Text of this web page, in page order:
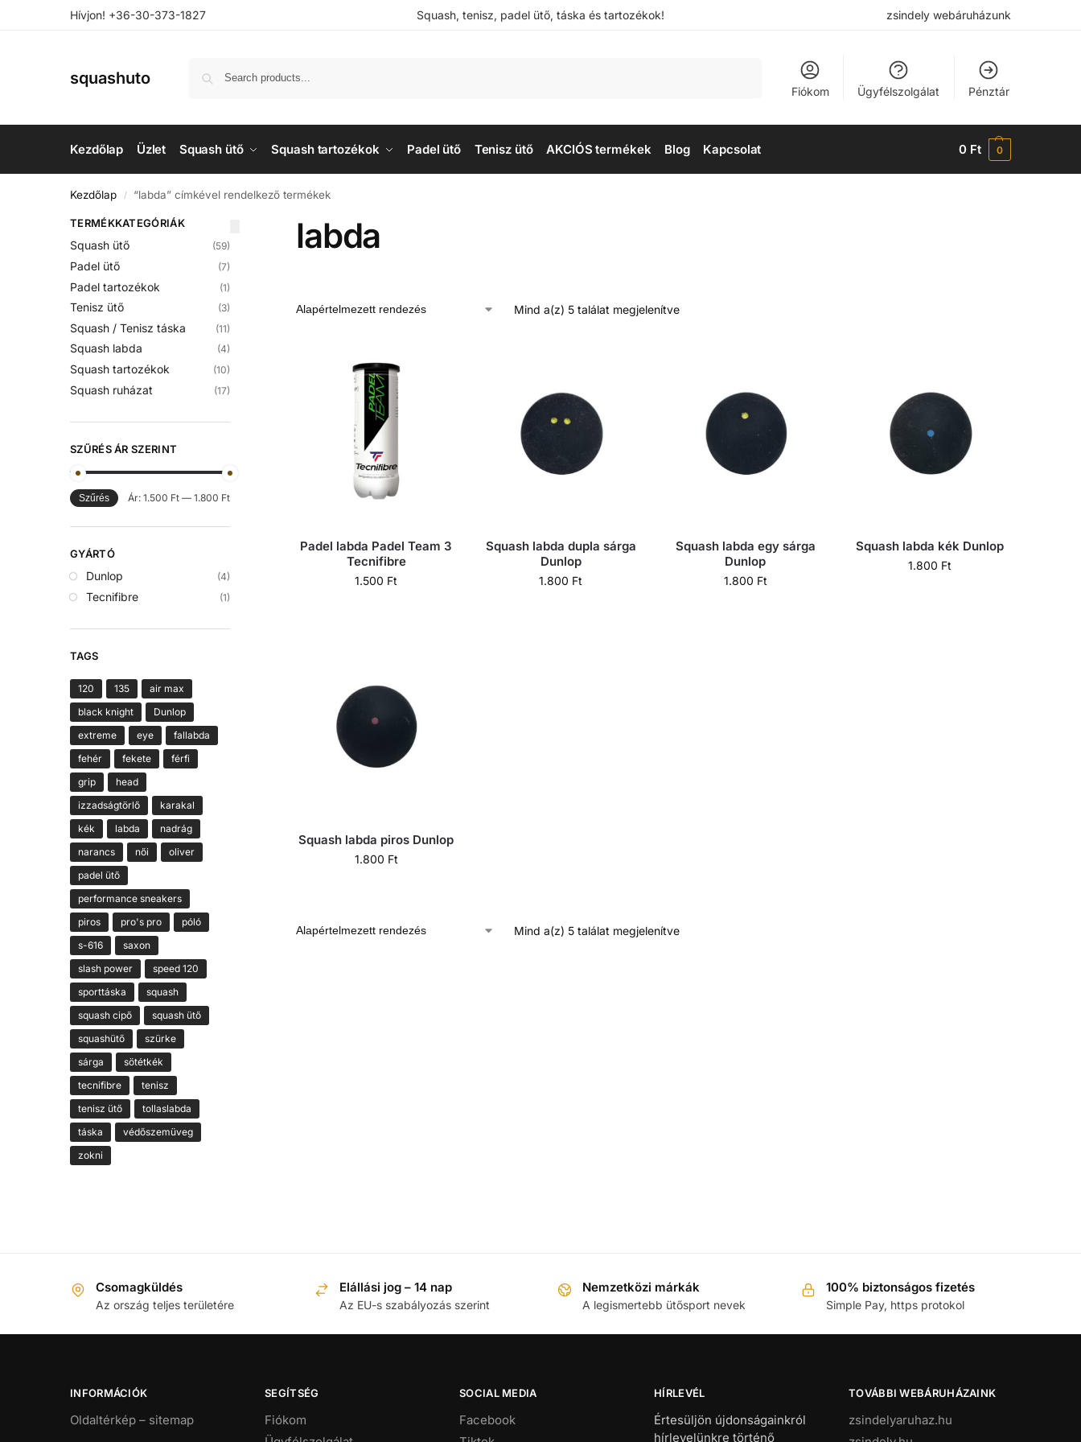
Hívjon! +36-30-373-1827 Squash, tenisz, padel ütő, táska és tartozékok! zsindely webáruházunk
squashuto
Fiókom Ügyfélszolgálat Pénztár
Kezdőlap Üzlet Squash ütő Squash tartozékok Padel ütő Tenisz ütő AKCIÓS termékek Blog Kapcsolat 0 Ft 0
Kezdőlap / “labda” címkével rendelkező termékek
labda
Mind a(z) 5 találat megjelenítve
Padel labda Padel Team 3
Tecnifibre
1.500 Ft
Squash labda dupla sárga
Dunlop
1.800 Ft
Squash labda egy sárga
Dunlop
1.800 Ft
Squash labda kék Dunlop
1.800 Ft
Squash labda piros Dunlop
1.800 Ft
Mind a(z) 5 találat megjelenítve
TERMÉKKATEGÓRIÁK
Squash ütő (59)
Padel ütő (7)
Padel tartozékok (1)
Tenisz ütő (3)
Squash / Tenisz táska (11)
Squash labda (4)
Squash tartozékok (10)
Squash ruházat (17)
SZŰRÉS ÁR SZERINT
Szűrés Ár: 1.500 Ft— 1.800 Ft
GYÁRTÓ
Dunlop (4)
Tecnifibre (1)
TAGS
120 135
air max
black knight
Dunlop
extreme
eye
fallabda
fehér
fekete
férfi
grip
head
izzadságtörlő
karakal
kék
labda
nadrág
narancs
női
oliver
padel ütő
performance sneakers
piros
pro's pro
póló
s-616
saxon
slash power
speed 120
sporttáska
squash
squash cipő
squash ütő
squashütő
szürke
sárga
sötétkék
tecnifibre
tenisz
tenisz ütő
tollaslabda
táska
védőszemüveg
zokni
Csomagküldés
Az ország teljes területére
Elállási jog – 14 nap
Az EU-s szabályozás szerint
Nemzetközi márkák
A legismertebb ütősport nevek
100% biztonságos fizetés
Simple Pay, https protokol
INFORMÁCIÓK
Oldaltérkép – sitemap
SEGÍTSÉG
Fiókom
SOCIAL MEDIA
Facebook
HÍRLEVÉL
Értesüljön újdonságainkról
hírlevelünkre történő
TOVÁBBI WEBÁRUHÁZAINK
zsindelyaruhaz.hu